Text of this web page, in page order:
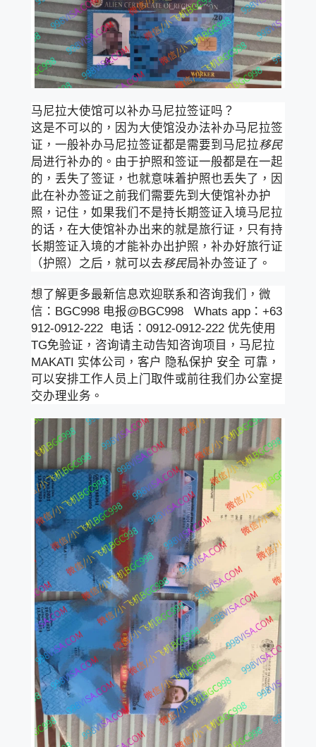
马尼拉大使馆可以补办马尼拉签证吗？
这是不可以的，因为大使馆没办法补办马尼拉签
证，一般补办马尼拉签证都是需要到马尼拉移民
局进行补办的。由于护照和签证一般都是在一起
的，丢失了签证，也就意味着护照也丢失了，因
此在补办签证之前我们需要先到大使馆补办护
照，记住，如果我们不是持长期签证入境马尼拉
的话，在大使馆补办出来的就是旅行证，只有持
长期签证入境的才能补办出护照，补办好旅行证
（护照）之后，就可以去移民局补办签证了。
想了解更多最新信息欢迎联系和咨询我们，微
信：BGC998 电报@BGC998 Whats app：+63
912-0912-222 电话：0912-0912-222 优先使用
TG免验证，咨询请主动告知咨询项目，马尼拉
MAKATI 实体公司，客户 隐私保护 安全 可靠，
可以安排工作人员上门取件或前往我们办公室提
交办理业务。